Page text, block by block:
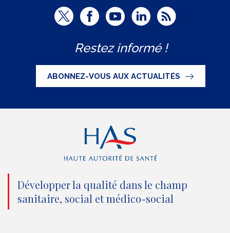
T
i
t
t
e
n
o
u
F
c
e
b
o
o
k
(
n
o
Y
u
t
u
b
e
(
n
o
u
L
n
k
e
d
(
n
o
R
Restez informé !
ABONNEZ-VOUS AUX ACTUALITÉS
Développer la qualité dans le champ
sanitaire, social et médico-social